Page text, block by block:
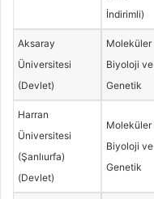
İndirimli)
Aksaray
Üniversitesi
(Devlet)
Moleküler
Biyoloji ve
Genetik
Harran
Üniversitesi
(Şanlıurfa)
(Devlet)
Moleküler
Biyoloji ve
Genetik